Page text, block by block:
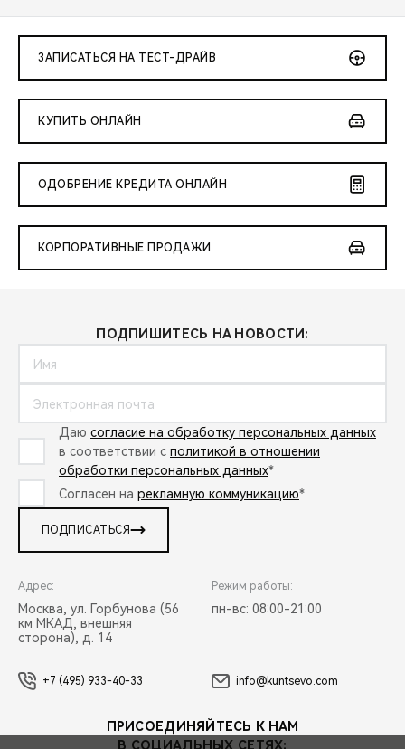
ЗАПИСАТЬСЯ НА ТЕСТ-ДРАЙВ
КУПИТЬ ОНЛАЙН
ОДОБРЕНИЕ КРЕДИТА ОНЛАЙН
КОРПОРАТИВНЫЕ ПРОДАЖИ
ПОДПИШИТЕСЬ НА НОВОСТИ:
Даю согласие на обработку персональных данных
в соответствии с политикой в отношении
обработки персональных данных*
Согласен на рекламную коммуникацию*
ПОДПИСАТЬСЯ
Адрес:
Москва, ул. Горбунова (56
км МКАД, внешняя
сторона), д. 14
Режим работы:
пн-вс: 08:00-21:00
+7 (495) 933-40-33 info@kuntsevo.com
ПРИСОЕДИНЯЙТЕСЬ К НАМ
В СОЦИАЛЬНЫХ СЕТЯХ: